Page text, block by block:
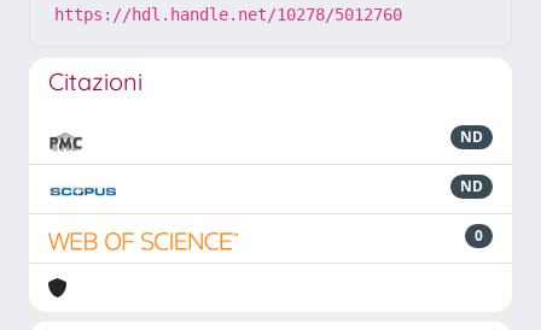
https://hdl.handle.net/10278/5012760
Citazioni
ND
ND
0